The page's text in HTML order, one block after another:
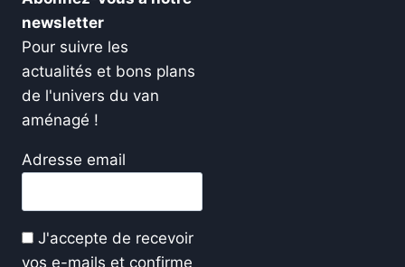
newsletter
Pour suivre les
actualités et bons plans
de l'univers du van
aménagé !
Adresse email
J'accepte de recevoir
vos e-mails et confirme